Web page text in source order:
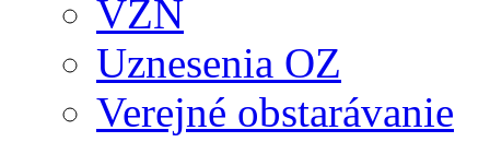
VZN
Uznesenia OZ
Verejné obstarávanie